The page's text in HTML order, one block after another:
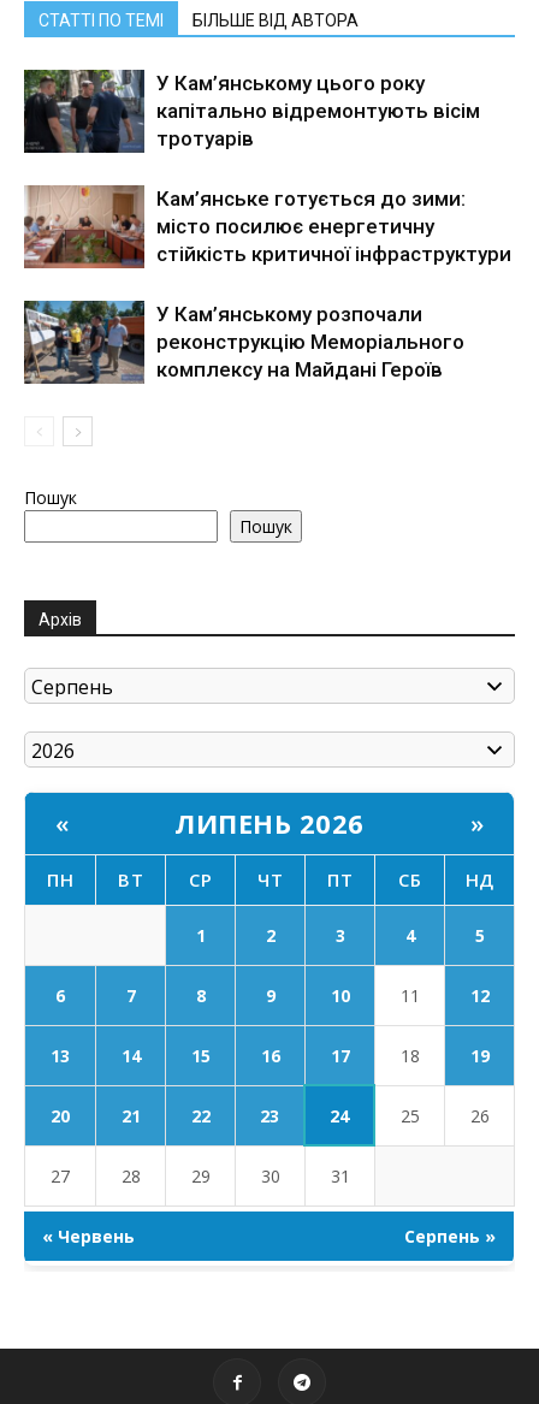
СТАТТІ ПО ТЕМІ БІЛЬШЕ ВІД АВТОРА
У Кам’янському цього року
капітально відремонтують вісім
тротуарів
Кам’янське готується до зими:
місто посилює енергетичну
стійкість критичної інфраструктури
У Кам’янському розпочали
реконструкцію Меморіального
комплексу на Майдані Героїв
Пошук
Пошук
Архів
« ЛИПЕНЬ 2026 »
ПН ВТ СР ЧТ ПТ СБ НД
1 2 3 4 5
6 7 8 9 10 11 12
13 14 15 16 17 18 19
20 21 22 23 24 25 26
27 28 29 30 31
« Червень Серпень »